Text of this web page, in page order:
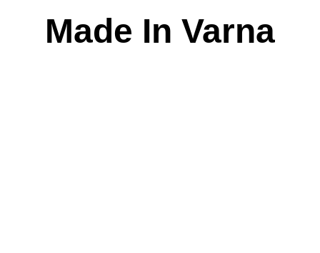
Made In Varna